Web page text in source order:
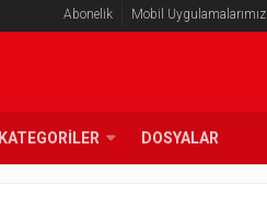
Abonelik Mobil Uygulamalarımız
KATEGORILER DOSYALAR